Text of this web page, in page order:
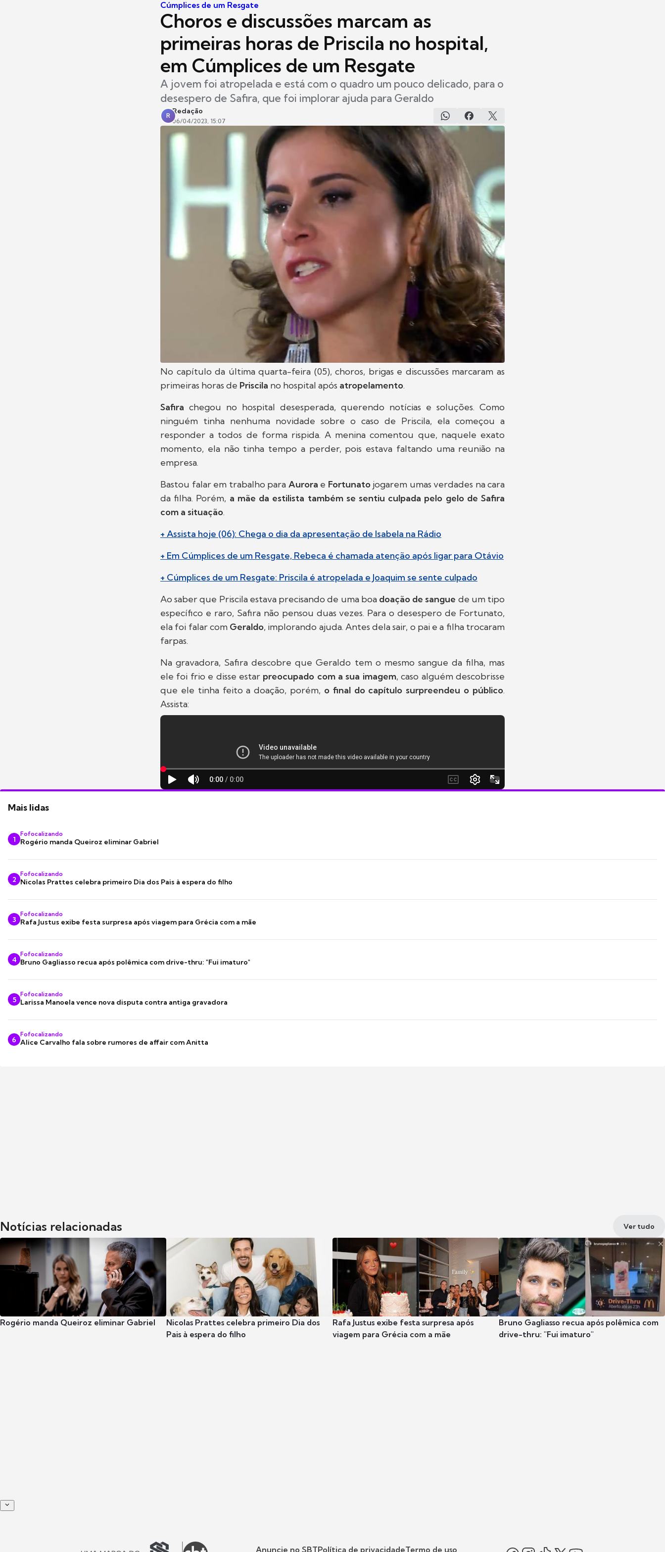
Cúmplices de um Resgate
Choros e discussões marcam as
primeiras horas de Priscila no hospital,
em Cúmplices de um Resgate
A jovem foi atropelada e está com o quadro um pouco delicado, para o
desespero de Safira, que foi implorar ajuda para Geraldo
R
Redação
06/04/2023, 15:07
No capítulo da última quarta-feira (05), choros, brigas e discussões marcaram as
primeiras horas de Priscila no hospital após atropelamento.
Safira chegou no hospital desesperada, querendo notícias e soluções. Como
ninguém tinha nenhuma novidade sobre o caso de Priscila, ela começou a
responder a todos de forma rispida. A menina comentou que, naquele exato
momento, ela não tinha tempo a perder, pois estava faltando uma reunião na
empresa.
Bastou falar em trabalho para Aurora e Fortunatojogarem umas verdades na cara
da filha. Porém, a mãe da estilista também se sentiu culpada pelo gelo de Safira
com a situação.
+ Assista hoje (06): Chega o dia da apresentação de Isabela na Rádio
+ Em Cúmplices de um Resgate, Rebeca é chamada atenção após ligar para Otávio
+ Cúmplices de um Resgate: Priscila é atropelada e Joaquim se sente culpado
Ao saber que Priscila estava precisando de uma boa doação de sangue de um tipo
específico e raro, Safira não pensou duas vezes. Para o desespero de Fortunato,
ela foi falar com Geraldo, implorando ajuda. Antes dela sair, o pai e a filha trocaram
farpas.
Na gravadora, Safira descobre que Geraldo tem o mesmo sangue da filha, mas
ele foi frio e disse estar preocupado com a sua imagem, caso alguém descobrisse
que ele tinha feito a doação, porém, o final do capítulo surpreendeu o público.
Assista:
Mais lidas
1
Fofocalizando
Rogério manda Queiroz eliminar Gabriel
2
Fofocalizando
Nicolas Prattes celebra primeiro Dia dos Pais à espera do filho
3
Fofocalizando
Rafa Justus exibe festa surpresa após viagem para Grécia com a mãe
4
Fofocalizando
Bruno Gagliasso recua após polêmica com drive-thru: "Fui imaturo"
5
Fofocalizando
Larissa Manoela vence nova disputa contra antiga gravadora
6
Fofocalizando
Alice Carvalho fala sobre rumores de affair com Anitta
Notícias relacionadas Ver tudo
Rogério manda Queiroz eliminar Gabriel
Nicolas Prattes celebra primeiro Dia dos
Pais à espera do filho
Rafa Justus exibe festa surpresa após
viagem para Grécia com a mãe
Bruno Gagliasso recua após polêmica com
drive-thru: "Fui imaturo"
Anuncie no SBTPolítica de privacidadeTermo de uso